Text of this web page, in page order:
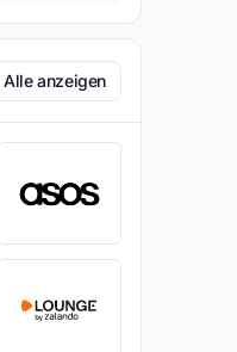
Alle anzeigen